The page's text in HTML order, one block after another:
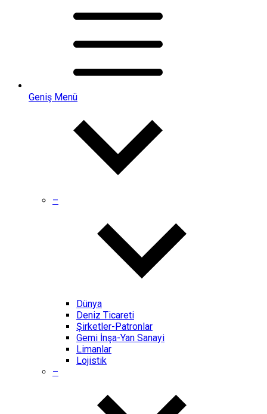
Geniş Menü
–
Dünya
Deniz Ticareti
Şirketler-Patronlar
Gemi İnşa-Yan Sanayi
Limanlar
Lojistik
–